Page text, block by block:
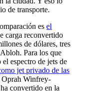
de transporte.
esel
carga reconvertido
de dólares, tres
Para los que
espectro de jets de
jet privado de las
Oprah Winfrey-
convertido en la